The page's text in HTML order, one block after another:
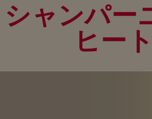
シャンパー
ヒート